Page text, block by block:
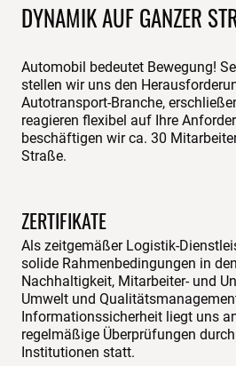
DYNAMIK AUF GANZER
Automobil bedeutet Bewegung!
stellen wir uns den
Autotransport-Branche,
reagieren flexibel auf Ihre
beschäftigen wir ca. 30
Straße.
ZERTIFIKATE
Als zeitgemäßer Logistik-
solide Rahmenbedingungen in
Nachhaltigkeit, Mitarbeiter- und
Umwelt und
Informationssicherheit liegt uns
regelmäßige Überprüfungen
Institutionen statt.